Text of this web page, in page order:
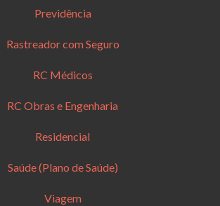
Previdência
Rastreador com Seguro
RC Médicos
RC Obras e Engenharia
Residencial
Saúde (Plano de Saúde)
Viagem